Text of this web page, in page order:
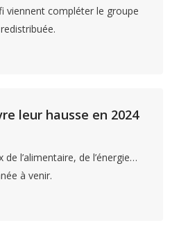
viennent compléter le groupe
leur hausse en 2024
l’alimentaire, de l’énergie…
à venir.